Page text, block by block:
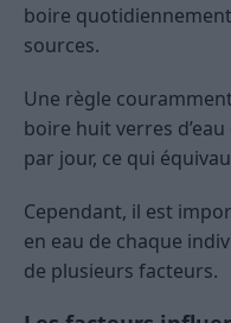
boire
sources.
Une règle
boire huit verres
par jour, ce qui
Cependant, il est
en eau de chaque
de plusieurs facteurs.